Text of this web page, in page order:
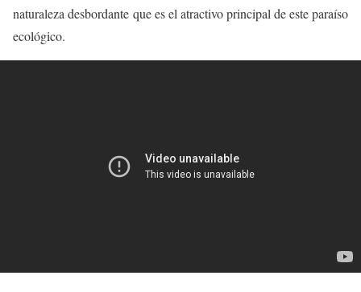
naturaleza desbordante que es el atractivo principal de este paraíso
ecológico.